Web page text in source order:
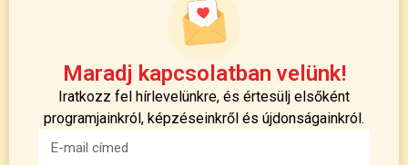
Maradj kapcsolatban velünk!
Iratkozz fel hírlevelünkre, és értesülj elsőként
programjainkról, képzéseinkről és újdonságainkról.